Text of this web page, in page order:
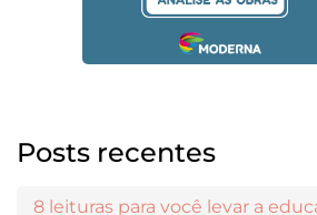
Posts recentes